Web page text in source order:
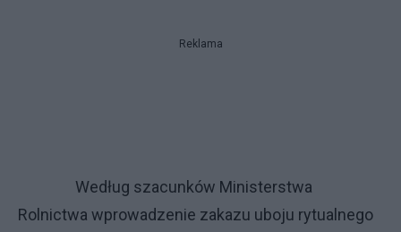
Reklama
Według szacunków Ministerstwa
Rolnictwa wprowadzenie zakazu uboju rytualnego